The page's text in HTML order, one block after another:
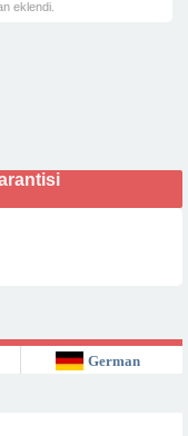
eklendi.
German